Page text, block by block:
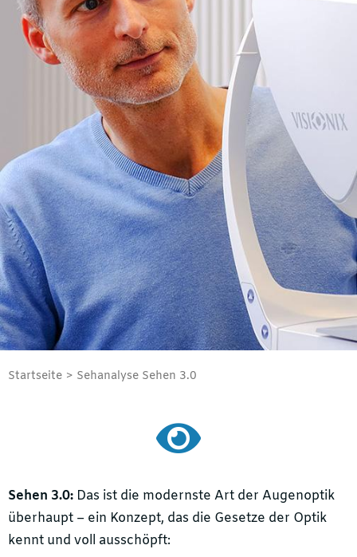
Startseite Sehanalyse Sehen 3.0
Sehen 3.0:Das ist die modernste Art der Augenoptik
überhaupt – ein Konzept, das die Gesetze der Optik
kennt und voll ausschöpft: